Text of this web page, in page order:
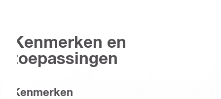
Kenmerken en
toepassingen
Kenmerken